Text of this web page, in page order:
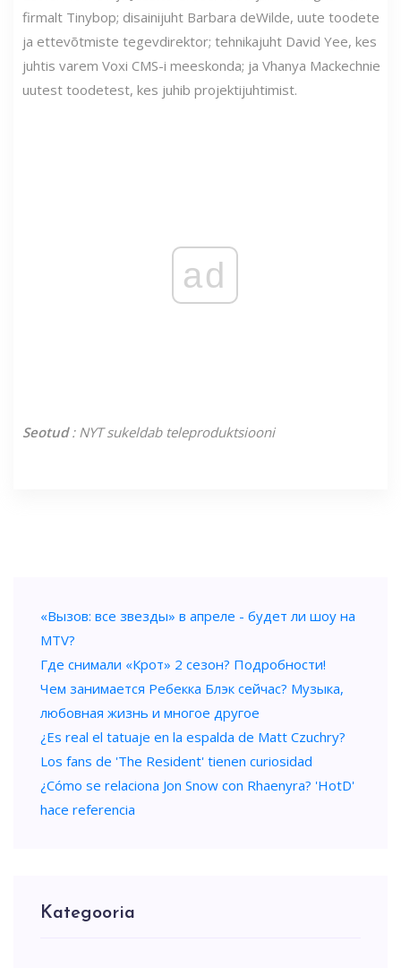
firmalt Tinybop; disainijuht Barbara deWilde, uute toodete
ja ettevõtmiste tegevdirektor; tehnikajuht David Yee, kes
juhtis varem Voxi CMS-i meeskonda; ja Vhanya Mackechnie
uutest toodetest, kes juhib projektijuhtimist.
ad
Seotud: NYT sukeldab teleproduktsiooni
«Вызов: все звезды» в апреле - будет ли шоу на
MTV?
Где снимали «Крот» 2 сезон? Подробности!
Чем занимается Ребекка Блэк сейчас? Музыка,
любовная жизнь и многое другое
¿Es real el tatuaje en la espalda de Matt Czuchry?
Los fans de 'The Resident' tienen curiosidad
¿Cómo se relaciona Jon Snow con Rhaenyra? 'HotD'
hace referencia
Kategooria